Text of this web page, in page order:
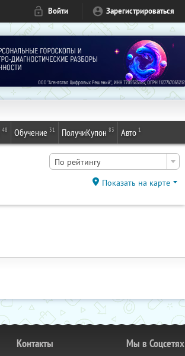
Войти Зарегистрироваться
48 Обучение 31 ПолучиКупон 83 Авто 1
По рейтингу
Показать на карте
Контакты Мы в Соцсетях